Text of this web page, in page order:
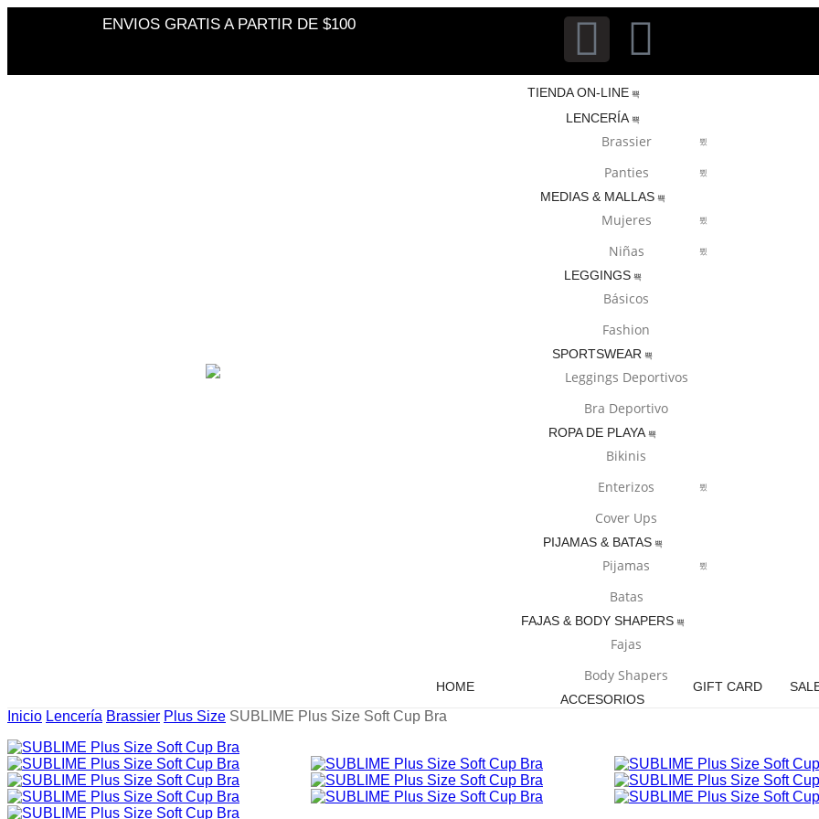
ENVIOS GRATIS A PARTIR DE $100
HOME
TIENDA ON-LINE
LENCERÍA
Brassier
Panties
MEDIAS & MALLAS
Mujeres
Niñas
LEGGINGS
Básicos
Fashion
SPORTSWEAR
Leggings Deportivos
Bra Deportivo
ROPA DE PLAYA
Bikinis
Enterizos
Cover Ups
PIJAMAS & BATAS
Pijamas
Batas
FAJAS & BODY SHAPERS
Fajas
Body Shapers
ACCESORIOS
GIFT CARD
Inicio Lencería Brassier Plus Size SUBLIME Plus Size Soft Cup Bra